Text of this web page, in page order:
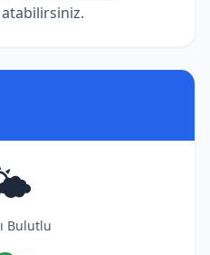
Bulutlu
atabilirsiniz.